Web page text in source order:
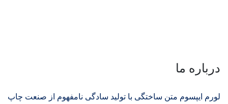
درباره ما
لورم ایپسوم متن ساختگی با تولید سادگی نامفهوم از صنعت چاپ